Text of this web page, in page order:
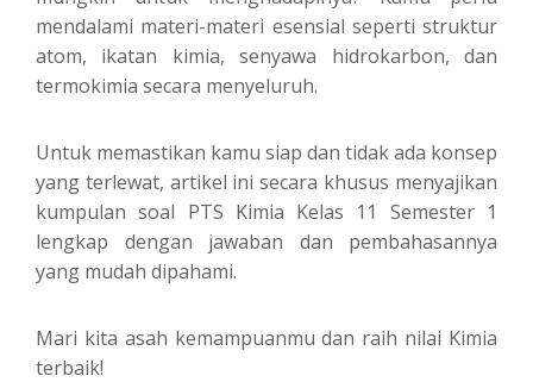
mendalami materi-materi esensial seperti struktur
atom, ikatan kimia, senyawa hidrokarbon, dan
termokimia secara menyeluruh.
Untuk memastikan kamu siap dan tidak ada konsep
yang terlewat, artikel ini secara khusus menyajikan
kumpulan soal PTS Kimia Kelas 11 Semester 1
lengkap dengan jawaban dan pembahasannya
yang mudah dipahami.
Mari kita asah kemampuanmu dan raih nilai Kimia
terbaik!